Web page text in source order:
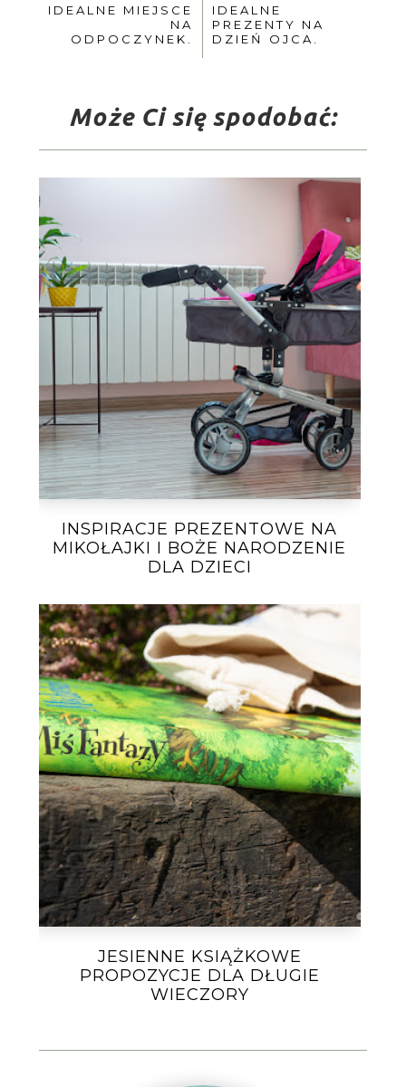
IDEALNE MIEJSCE
NA
ODPOCZYNEK.
IDEALNE
PREZENTY NA
DZIEŃ OJCA.
Może Ci się spodobać:
INSPIRACJE PREZENTOWE NA
MIKOŁAJKI I BOŻE NARODZENIE
DLA DZIECI
JESIENNE KSIĄŻKOWE
PROPOZYCJE DLA DŁUGIE
WIECZORY